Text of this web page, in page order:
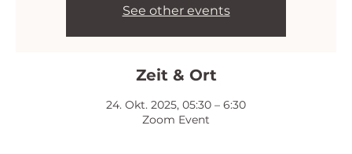
See other events
Zeit & Ort
24. Okt. 2025, 05:30 – 6:30
Zoom Event